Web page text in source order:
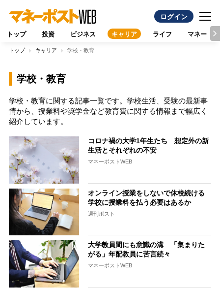
ログイン
トップ 投資 ビジネス キャリア ライフ マネー
トップ キャリア 学校・教育
学校・教育
学校・教育に関する記事一覧です。学校生活、受験の最新事
情から、授業料や奨学金など教育費に関する情報まで幅広く
紹介しています。
コロナ禍の大学1年生たち 想定外の新
生活とそれぞれの不安
マネーポストWEB
オンライン授業をしないで休校続ける
学校に授業料を払う必要はあるか
週刊ポスト
大学教員間にも意識の溝 「集まりた
がる」年配教員に苦言続々
マネーポストWEB